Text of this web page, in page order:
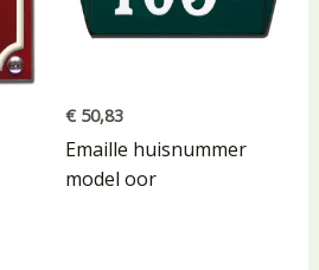
€ 50,83
Emaille huisnummer
model oor